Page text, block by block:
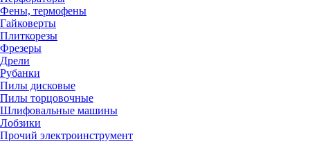
Фены, термофены
Гайковерты
Плиткорезы
Фрезеры
Дрели
Рубанки
Пилы дисковые
Пилы торцовочные
Шлифовальные машины
Лобзики
Прочий электроинструмент